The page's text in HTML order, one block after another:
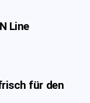
Line
für den